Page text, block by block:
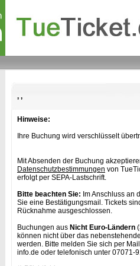
, ,
Hinweise:
Ihre Buchung wird verschlüsselt
Mit Absenden der Buchung
Datenschutzbestimmungen von
erfolgt per SEPA-Lastschrift.
Bitte beachten Sie: Im Anschluss an
Sie eine Bestätigungsmail. Tickets
Rücknahme ausgeschlossen.
Buchungen aus Nicht Euro-Ländern
können nicht über das
werden. Bitte melden Sie sich per
info.de oder telefonisch unter 07071-